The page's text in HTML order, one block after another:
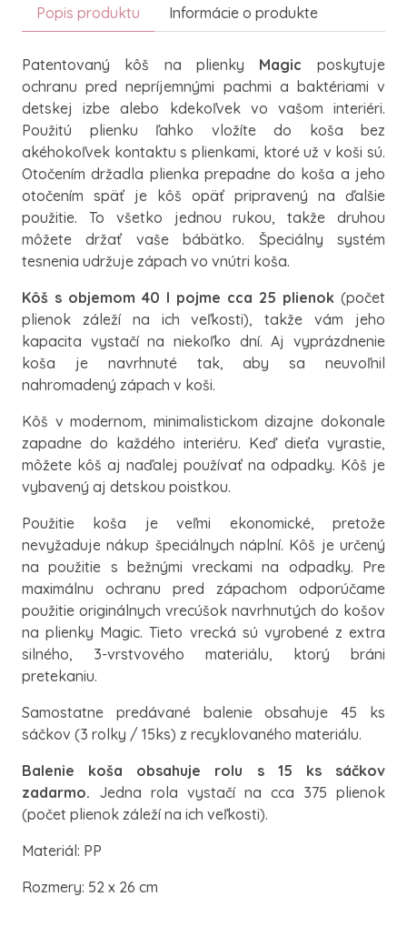
Popis produktu Informácie o produkte
Patentovaný kôš na plienky Magic poskytuje
ochranu pred nepríjemnými pachmi a baktériami v
detskej izbe alebo kdekoľvek vo vašom interiéri.
Použitú plienku ľahko vložíte do koša bez
akéhokoľvek kontaktu s plienkami, ktoré už v koši sú.
Otočením držadla plienka prepadne do koša a jeho
otočením späť je kôš opäť pripravený na ďalšie
použitie. To všetko jednou rukou, takže druhou
môžete držať vaše bábätko. Špeciálny systém
tesnenia udržuje zápach vo vnútri koša.
Kôš s objemom 40 l pojme cca 25 plienok (počet
plienok záleží na ich veľkosti), takže vám jeho
kapacita vystačí na niekoľko dní. Aj vyprázdnenie
koša je navrhnuté tak, aby sa neuvoľnil
nahromadený zápach v koši.
Kôš v modernom, minimalistickom dizajne dokonale
zapadne do každého interiéru. Keď dieťa vyrastie,
môžete kôš aj naďalej používať na odpadky. Kôš je
vybavený aj detskou poistkou.
Použitie koša je veľmi ekonomické, pretože
nevyžaduje nákup špeciálnych náplní. Kôš je určený
na použitie s bežnými vreckami na odpadky. Pre
maximálnu ochranu pred zápachom odporúčame
použitie originálnych vrecúšok navrhnutých do košov
na plienky Magic. Tieto vrecká sú vyrobené z extra
silného, 3-vrstvového materiálu, ktorý bráni
pretekaniu.
Samostatne predávané balenie obsahuje 45 ks
sáčkov (3 rolky / 15ks) z recyklovaného materiálu.
Balenie koša obsahuje rolu s 15 ks sáčkov
zadarmo. Jedna rola vystačí na cca 375 plienok
(počet plienok záleží na ich veľkosti).
Materiál: PP
Rozmery: 52 x 26 cm